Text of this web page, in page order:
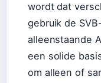
wordt dat
gebruik de
alleenstaande
een solide
om alleen of